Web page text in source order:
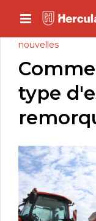
nouvelles
type